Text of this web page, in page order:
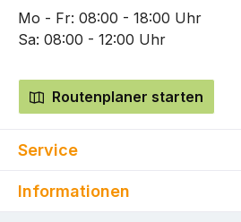
Mo - Fr: 08:00 - 18:00 Uhr
Sa: 08:00 - 12:00 Uhr
Routenplaner starten
Service
Informationen